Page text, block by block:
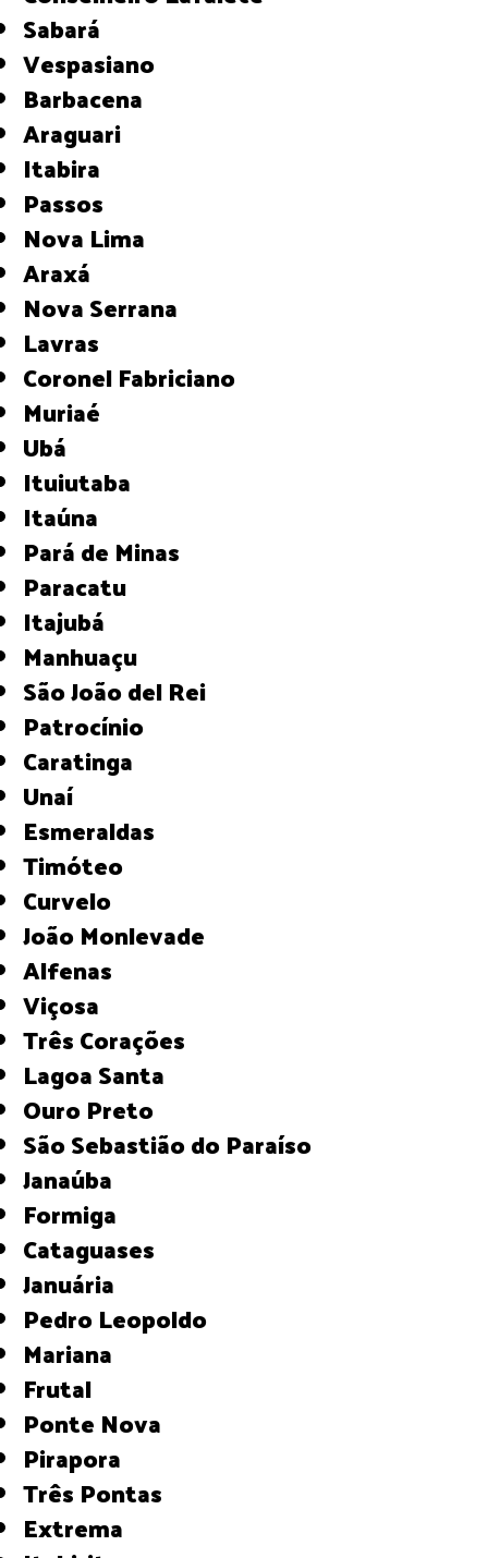
Sabará
Vespasiano
Barbacena
Araguari
Itabira
Passos
Nova Lima
Araxá
Nova Serrana
Lavras
Coronel Fabriciano
Muriaé
Ubá
Ituiutaba
Itaúna
Pará de Minas
Paracatu
Itajubá
Manhuaçu
São João del Rei
Patrocínio
Caratinga
Unaí
Esmeraldas
Timóteo
Curvelo
João Monlevade
Alfenas
Viçosa
Três Corações
Lagoa Santa
Ouro Preto
São Sebastião do Paraíso
Janaúba
Formiga
Cataguases
Januária
Pedro Leopoldo
Mariana
Frutal
Ponte Nova
Pirapora
Três Pontas
Extrema